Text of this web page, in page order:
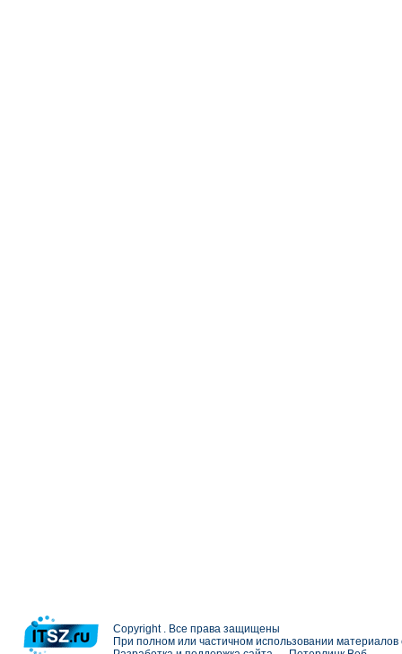
Copyright . Все права защищены
При полном или частичном использовании